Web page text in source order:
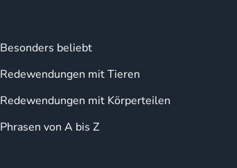
Besonders beliebt
Redewendungen mit Tieren
Redewendungen mit Körperteilen
Phrasen von A bis Z